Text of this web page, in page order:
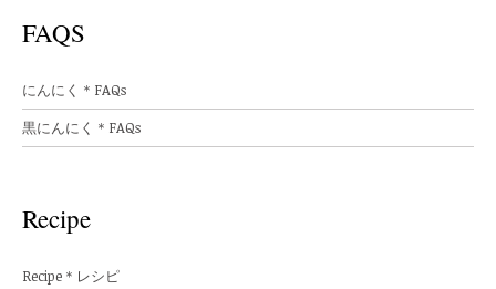
FAQS
にんにく＊FAQs
黒にんにく＊FAQs
Recipe
Recipe＊レシピ